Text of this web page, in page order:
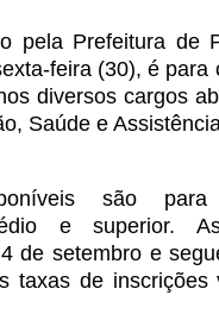
pela Prefeitura de
feira (30), é para
diversos cargos
Saúde e
são
e superior.
de setembro e
taxas de inscrições